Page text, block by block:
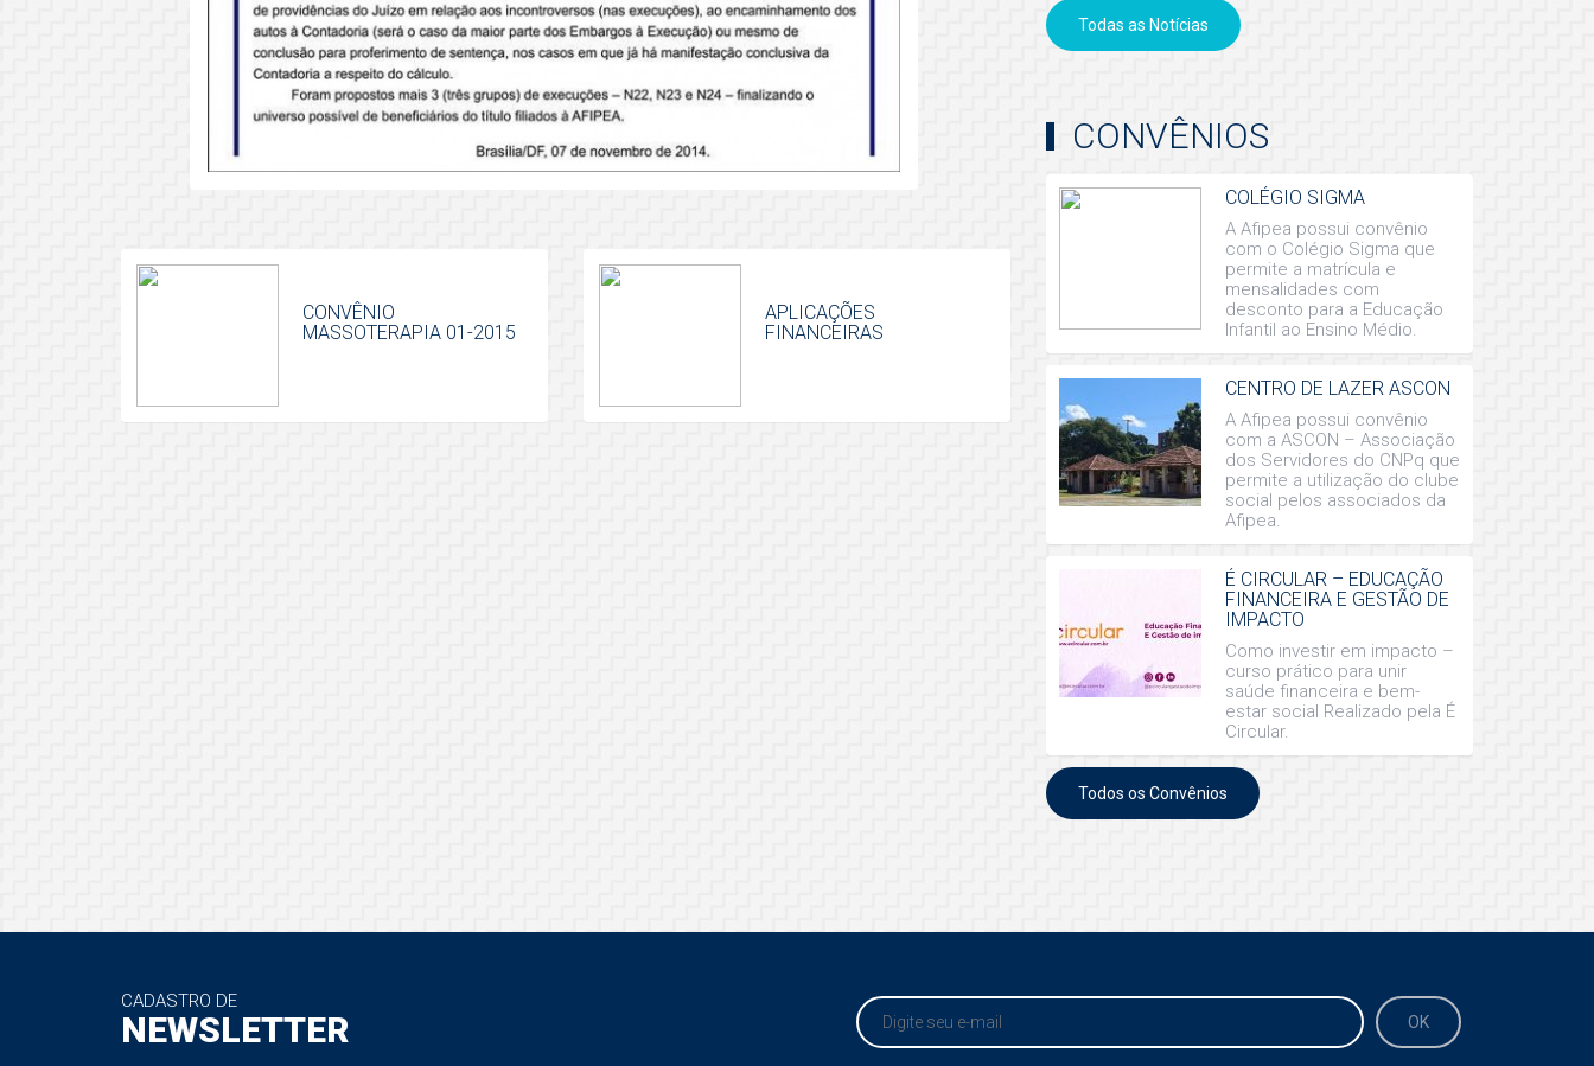
CONVÊNIO
MASSOTERAPIA 01-2015
APLICAÇÕES
FINANCEIRAS
Todas as Notícias
CONVÊNIOS
COLÉGIO SIGMA
A Afipea possui convênio
com o Colégio Sigma que
permite a matrícula e
mensalidades com
desconto para a Educação
Infantil ao Ensino Médio.
CENTRO DE LAZER ASCON
A Afipea possui convênio
com a ASCON – Associação
dos Servidores do CNPq que
permite a utilização do clube
social pelos associados da
Afipea.
É CIRCULAR – EDUCAÇÃO
FINANCEIRA E GESTÃO DE
IMPACTO
Como investir em impacto –
curso prático para unir
saúde financeira e bem-
estar social Realizado pela É
Circular.
Todos os Convênios
CADASTRO DE
NEWSLETTER